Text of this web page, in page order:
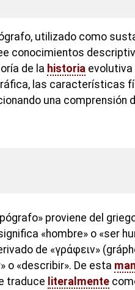
utilizado como
conocimientos
de la historia evolutiva
las características
una comprensión
proviene del
«hombre» o «ser
de «γράφειν»
o «describir». De esta
traduce literalmente